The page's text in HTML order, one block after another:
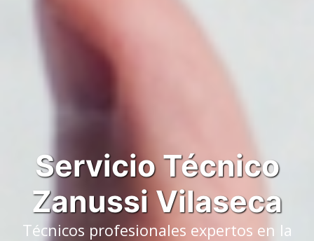
Servicio Técnico
Zanussi Vilaseca
Técnicos profesionales expertos en la